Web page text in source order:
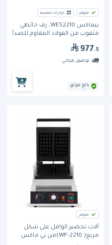
متوفر خيارات متعددة
بيماكس WES2210، رف حائطي
مثقوب من الفولاذ المقاوم للصدأ
977.5
توصيل مجاني
بائع موثق
متوفر
آلات تحضير الوافل على شكل
مربع( WF-2210)من بي ماكس